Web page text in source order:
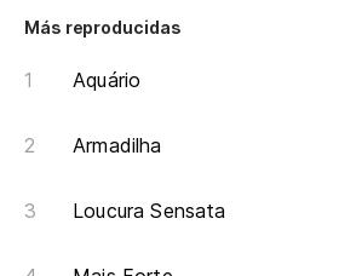
Más reproducidas
Aquário
Armadilha
Loucura Sensata